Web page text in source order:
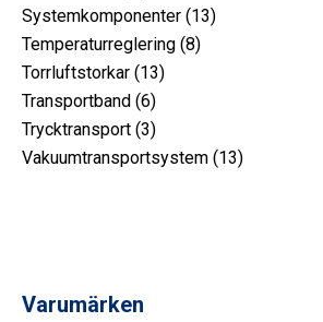
produkt
Systemkomponenter 1313
Temperaturreglering 88
Torrluftstorkar 1313
Transportband 66
produkt
Trycktransport 33
produkt
Vakuumtransportsystem 1313
Varumärken